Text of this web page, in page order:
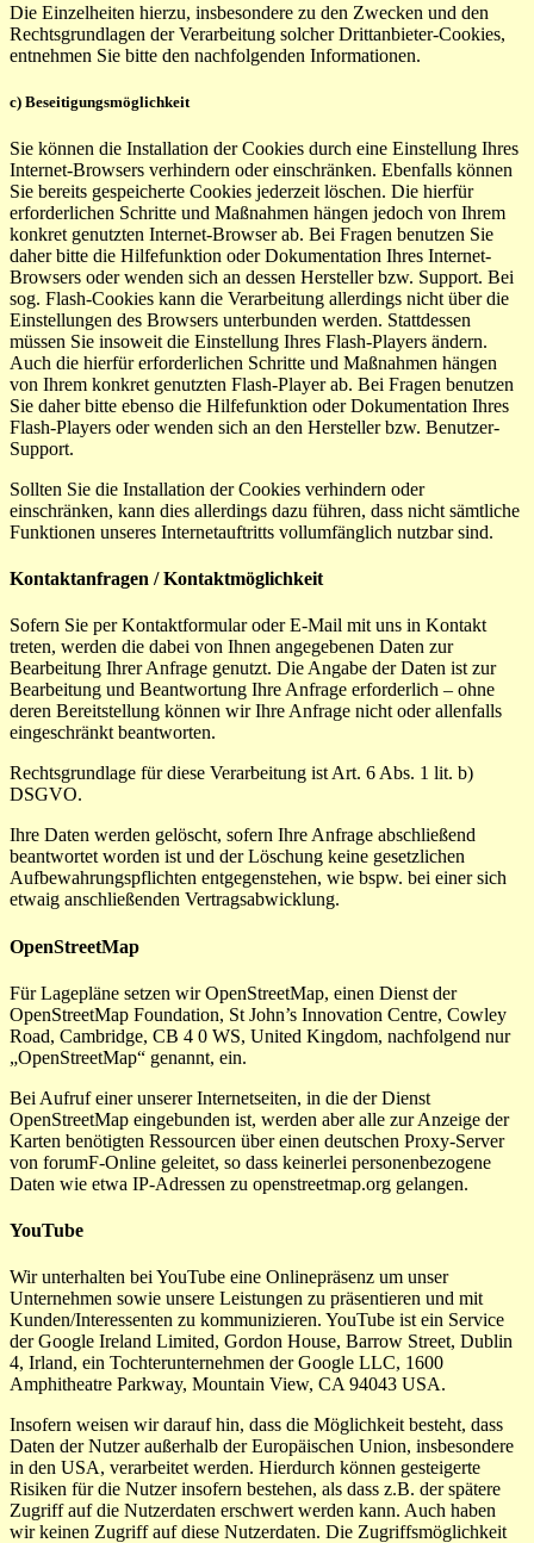
Die Einzelheiten hierzu, insbesondere zu den Zwecken und den
Rechtsgrundlagen der Verarbeitung solcher Drittanbieter-Cookies,
entnehmen Sie bitte den nachfolgenden Informationen.
c) Beseitigungsmöglichkeit
Sie können die Installation der Cookies durch eine Einstellung Ihres
Internet-Browsers verhindern oder einschränken. Ebenfalls können
Sie bereits gespeicherte Cookies jederzeit löschen. Die hierfür
erforderlichen Schritte und Maßnahmen hängen jedoch von Ihrem
konkret genutzten Internet-Browser ab. Bei Fragen benutzen Sie
daher bitte die Hilfefunktion oder Dokumentation Ihres Internet-
Browsers oder wenden sich an dessen Hersteller bzw. Support. Bei
sog. Flash-Cookies kann die Verarbeitung allerdings nicht über die
Einstellungen des Browsers unterbunden werden. Stattdessen
müssen Sie insoweit die Einstellung Ihres Flash-Players ändern.
Auch die hierfür erforderlichen Schritte und Maßnahmen hängen
von Ihrem konkret genutzten Flash-Player ab. Bei Fragen benutzen
Sie daher bitte ebenso die Hilfefunktion oder Dokumentation Ihres
Flash-Players oder wenden sich an den Hersteller bzw. Benutzer-
Support.
Sollten Sie die Installation der Cookies verhindern oder
einschränken, kann dies allerdings dazu führen, dass nicht sämtliche
Funktionen unseres Internetauftritts vollumfänglich nutzbar sind.
Kontaktanfragen / Kontaktmöglichkeit
Sofern Sie per Kontaktformular oder E-Mail mit uns in Kontakt
treten, werden die dabei von Ihnen angegebenen Daten zur
Bearbeitung Ihrer Anfrage genutzt. Die Angabe der Daten ist zur
Bearbeitung und Beantwortung Ihre Anfrage erforderlich – ohne
deren Bereitstellung können wir Ihre Anfrage nicht oder allenfalls
eingeschränkt beantworten.
Rechtsgrundlage für diese Verarbeitung ist Art. 6 Abs. 1 lit. b)
DSGVO.
Ihre Daten werden gelöscht, sofern Ihre Anfrage abschließend
beantwortet worden ist und der Löschung keine gesetzlichen
Aufbewahrungspflichten entgegenstehen, wie bspw. bei einer sich
etwaig anschließenden Vertragsabwicklung.
OpenStreetMap
Für Lagepläne setzen wir OpenStreetMap, einen Dienst der
OpenStreetMap Foundation, St John’s Innovation Centre, Cowley
Road, Cambridge, CB 4 0 WS, United Kingdom, nachfolgend nur
„OpenStreetMap“ genannt, ein.
Bei Aufruf einer unserer Internetseiten, in die der Dienst
OpenStreetMap eingebunden ist, werden aber alle zur Anzeige der
Karten benötigten Ressourcen über einen deutschen Proxy-Server
von forumF-Online geleitet, so dass keinerlei personenbezogene
Daten wie etwa IP-Adressen zu openstreetmap.org gelangen.
YouTube
Wir unterhalten bei YouTube eine Onlinepräsenz um unser
Unternehmen sowie unsere Leistungen zu präsentieren und mit
Kunden/Interessenten zu kommunizieren. YouTube ist ein Service
der Google Ireland Limited, Gordon House, Barrow Street, Dublin
4, Irland, ein Tochterunternehmen der Google LLC, 1600
Amphitheatre Parkway, Mountain View, CA 94043 USA.
Insofern weisen wir darauf hin, dass die Möglichkeit besteht, dass
Daten der Nutzer außerhalb der Europäischen Union, insbesondere
in den USA, verarbeitet werden. Hierdurch können gesteigerte
Risiken für die Nutzer insofern bestehen, als dass z.B. der spätere
Zugriff auf die Nutzerdaten erschwert werden kann. Auch haben
wir keinen Zugriff auf diese Nutzerdaten. Die Zugriffsmöglichkeit